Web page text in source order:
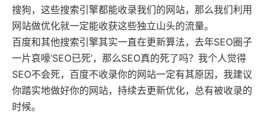
搜狗，这些搜索引擎都能收录我们的网站，那么我们利用
网站做优化就一定能收获这些独立山头的流量。
百度和其他搜索引擎其实一直在更新算法，去年SEO圈子
一片哀嚎‘SEO已死’，那么SEO真的死了吗？我个人觉得
SEO不会死，百度不收录你的网站一定有其原因，我建议
你踏实地做好你的网站，持续去更新优化，总有被收录的
时候。